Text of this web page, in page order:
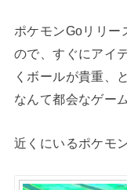
ポケモンGoリリー
ので、すぐにアイ
くボールが貴重、
なんて都会なゲー
近くにいるポケモ